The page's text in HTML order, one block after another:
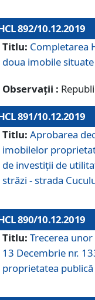
892/10.12.2019
Titlu: Completarea
doua imobile
Observații :
891/10.12.2019
Titlu: Aprobarea
imobilelor
de investiții de
străzi - strada
890/10.12.2019
Titlu: Trecerea
13 Decembrie nr.
proprietatea